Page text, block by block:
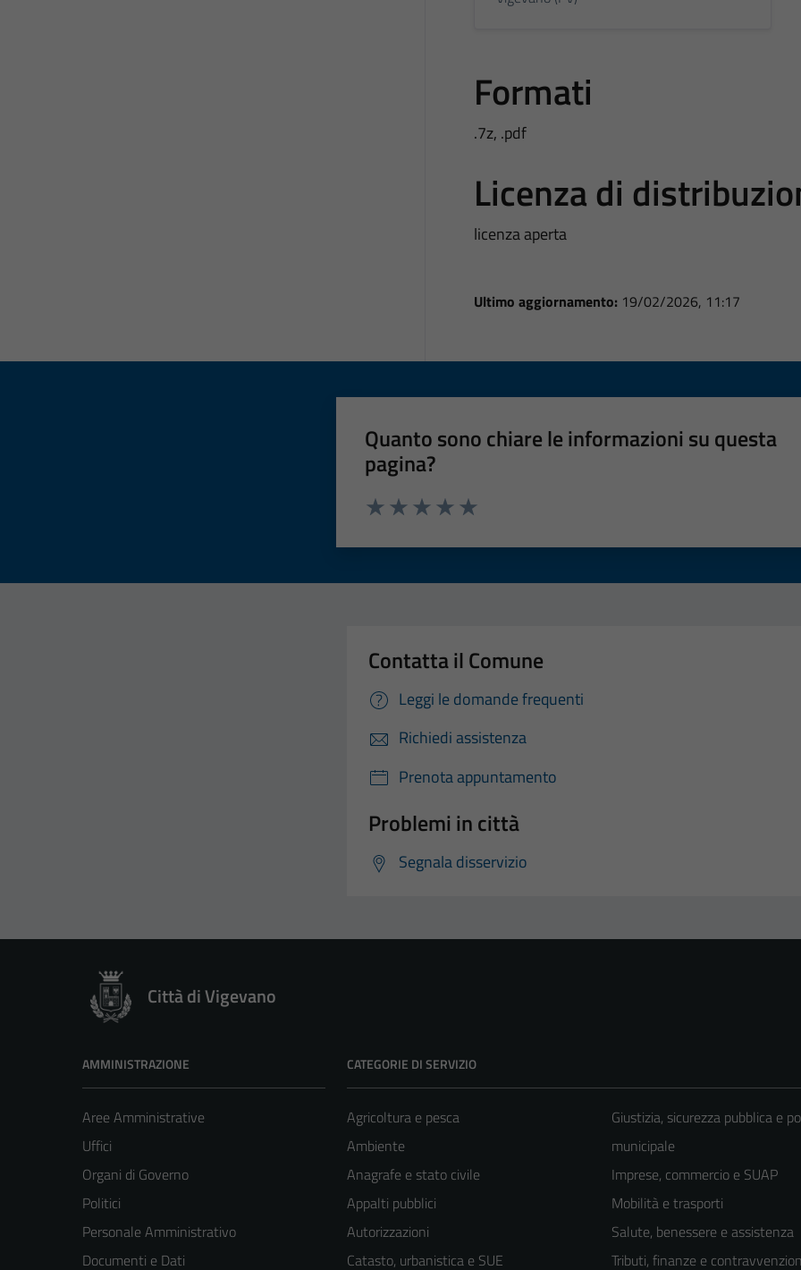
Formati
.7z, .pdf
Licenza di
licenza aperta
Ultimo aggiornamento: 19/02/2026, 11:17
Quanto sono chiare le informazioni su questa
pagina?
Contatta il Comune
Leggi le domande frequenti
Richiedi assistenza
Prenota appuntamento
Problemi in città
Segnala disservizio
Città di Vigevano
AMMINISTRAZIONE
Aree Amministrative
Uffici
Organi di Governo
Politici
Personale Amministrativo
Documenti e Dati
CATEGORIE DI SERVIZIO
Agricoltura e pesca
Ambiente
Anagrafe e stato civile
Appalti pubblici
Autorizzazioni
Catasto, urbanistica e SUE
Giustizia, sicurezza pubblica e
municipale
Imprese, commercio e SUAP
Mobilità e trasporti
Salute, benessere e assistenza
Tributi, finanze e